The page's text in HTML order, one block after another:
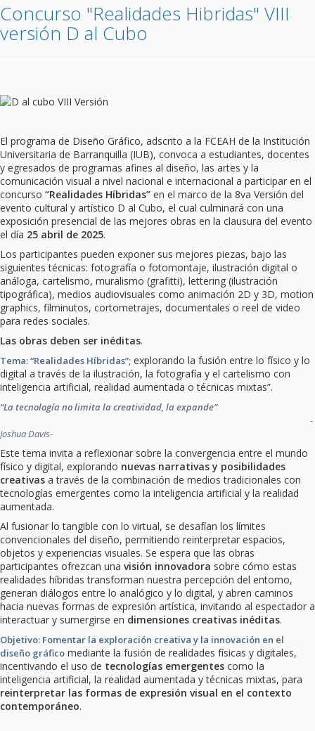
Concurso "Realidades Hibridas" VIII
versión D al Cubo
El programa de Diseño Gráfico, adscrito a la FCEAH de la Institución
Universitaria de Barranquilla (IUB), convoca a estudiantes, docentes
y egresados de programas afines al diseño, las artes y la
comunicación visual a nivel nacional e internacional a participar en el
concurso “Realidades Híbridas” en el marco de la 8va Versión del
evento cultural y artístico D al Cubo, el cual culminará con una
exposición presencial de las mejores obras en la clausura del evento
el día 25 abril de 2025.
Los participantes pueden exponer sus mejores piezas, bajo las
siguientes técnicas: fotografía o fotomontaje, ilustración digital o
análoga, cartelismo, muralismo (grafitti), lettering (ilustración
tipográfica), medios audiovisuales como animación 2D y 3D, motion
graphics, filminutos, cortometrajes, documentales o reel de video
para redes sociales.
Las obras deben ser inéditas.
Tema: “Realidades Híbridas”; explorando la fusión entre lo físico y lo
digital a través de la ilustración, la fotografía y el cartelismo con
inteligencia artificial, realidad aumentada o técnicas mixtas”.
“La tecnología no limita la creatividad, la expande”
-
Joshua Davis-
Este tema invita a reflexionar sobre la convergencia entre el mundo
físico y digital, explorando nuevas narrativas y posibilidades
creativas a través de la combinación de medios tradicionales con
tecnologías emergentes como la inteligencia artificial y la realidad
aumentada.
Al fusionar lo tangible con lo virtual, se desafían los límites
convencionales del diseño, permitiendo reinterpretar espacios,
objetos y experiencias visuales. Se espera que las obras
participantes ofrezcan una visión innovadora sobre cómo estas
realidades híbridas transforman nuestra percepción del entorno,
generan diálogos entre lo analógico y lo digital, y abren caminos
hacia nuevas formas de expresión artística, invitando al espectador a
interactuar y sumergirse en dimensiones creativas inéditas.
Objetivo: Fomentar la exploración creativa y la innovación en el
diseño gráfico mediante la fusión de realidades físicas y digitales,
incentivando el uso de tecnologías emergentes como la
inteligencia artificial, la realidad aumentada y técnicas mixtas, para
reinterpretar las formas de expresión visual en el contexto
contemporáneo.